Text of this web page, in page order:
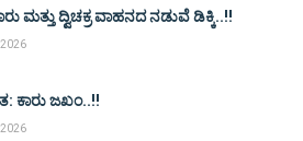
ಮತ್ತು ದ್ವಿಚಕ್ರ ವಾಹನದ ನಡುವೆ ಡಿಕ್ಕಿ..!!
2026
ಕಾರು ಜಖಂ..!!
2026